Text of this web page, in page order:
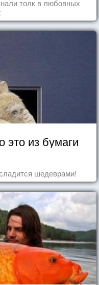
толк в любовных
это из бумаги
шедеврами!